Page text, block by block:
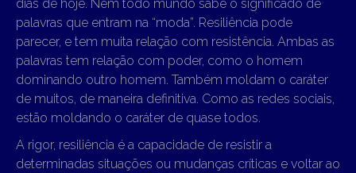
dias de hoje. Nem todo mundo sabe o significado de
palavras que entram na “moda”. Resiliência pode
parecer, e tem muita relação com resistência. Ambas as
palavras tem relação com poder, como o homem
dominando outro homem. Também moldam o caráter
de muitos, de maneira definitiva. Como as redes sociais,
estão moldando o caráter de quase todos.
A rigor, resiliência é a capacidade de resistir a
determinadas situações ou mudanças críticas e voltar ao